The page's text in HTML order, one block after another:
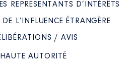
REPRÉSENTANTS D’INTÉRÊTS
DE L’INFLUENCE ÉTRANGÈRE
/ AVIS
AUTORITÉ